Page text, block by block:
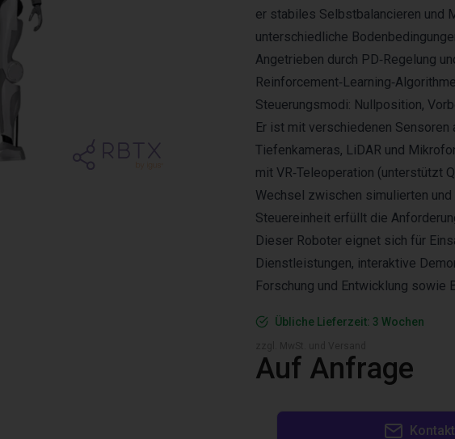
er stabiles Selbstbalancieren und
unterschiedliche
Angetrieben durch PD‑Regelung
Steuerungsmodi: Nullposition,
Er ist mit verschiedenen
Tiefenkameras, LiDAR und
mit VR‑Teleoperation (unterstützt
Wechsel zwischen simulierten
Steuereinheit erfüllt die
Dieser Roboter eignet sich für
Dienstleistungen, interaktive
Forschung und Entwicklung sowie
Übliche Lieferzeit: 3 Wochen
Auf Anfrage